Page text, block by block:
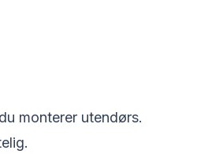
monterer utendørs.